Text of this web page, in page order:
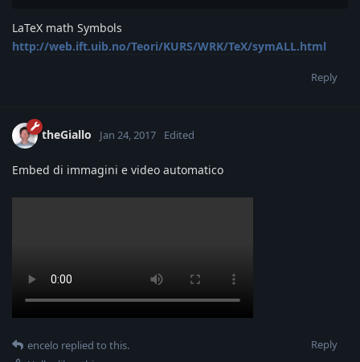
LaTeX math Symbols
http://web.ift.uib.no/Teori/KURS/WRK/TeX/symALL.html
Reply
theGiallo Jan 24, 2017 Edited
Embed di immagini e video automatico
Reply
encelo replied to this.